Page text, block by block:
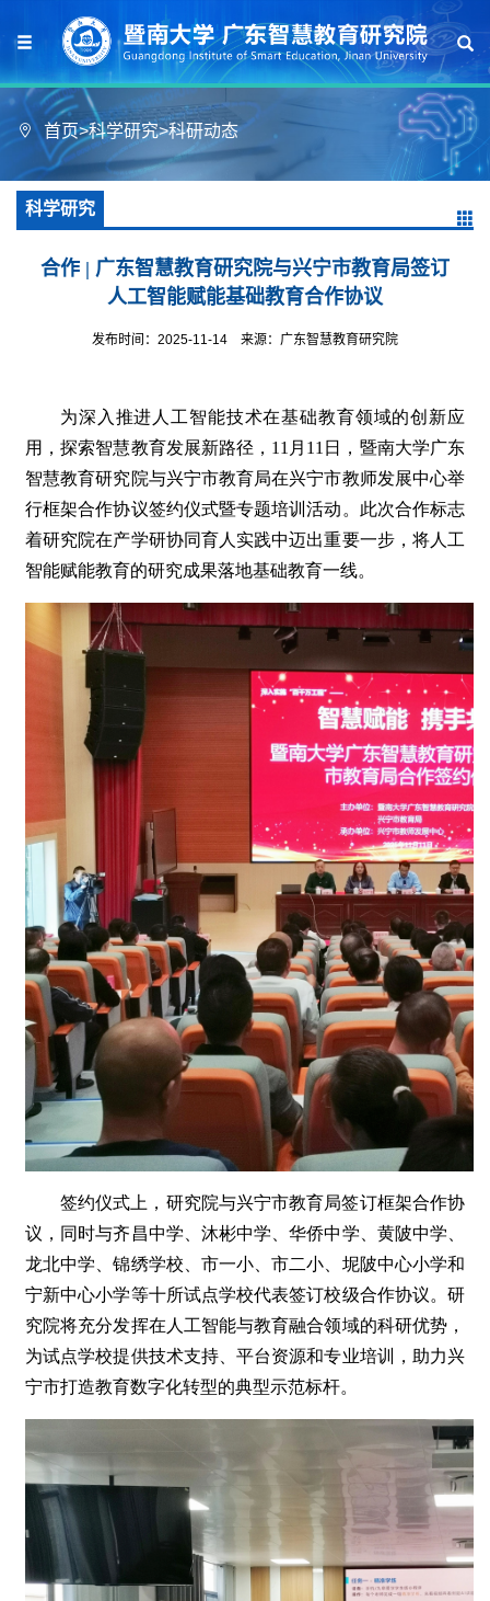
首页>科学研究>科研动态
科学研究
合作 | 广东智慧教育研究院与兴宁市教育局签订
人工智能赋能基础教育合作协议
发布时间：2025-11-14 来源：广东智慧教育研究院